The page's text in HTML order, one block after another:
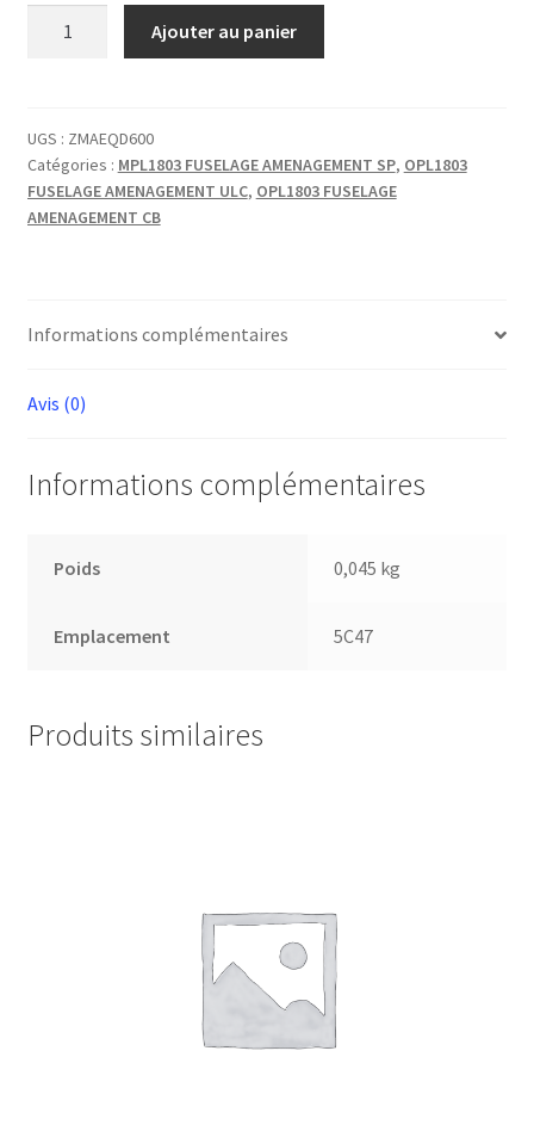
PROFONDEUR
D
9MM
Ajouter au panier
UGS : ZMAEQD600
Catégories : MPL1803 FUSELAGE AMENAGEMENT SP, OPL1803
FUSELAGE AMENAGEMENT ULC, OPL1803 FUSELAGE
AMENAGEMENT CB
Informations complémentaires
Avis (0)
Informations complémentaires
Poids 0,045 kg
Emplacement 5C47
Produits similaires